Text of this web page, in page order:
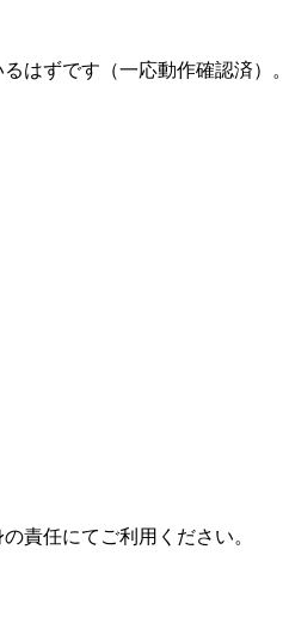
はずです（一応動作確認済）。
責任にてご利用ください。